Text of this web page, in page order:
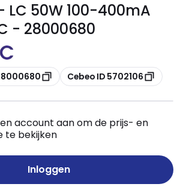
LC 50W 100-400mA
- 28000680
Kopiëren
Cebeo ID 5702106
account aan om de prijs- en
te bekijken
Inloggen